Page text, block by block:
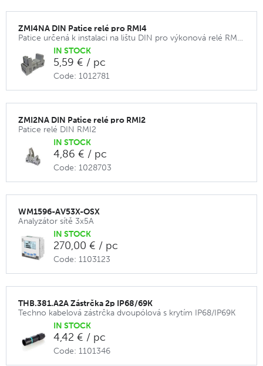
ZMI4NA DIN Patice relé pro RMI4
Patice určená k instalaci na lištu DIN pro výkonová relé RMIA.
IN STOCK
5,59 € / pc
Code: 1012781
ZMI2NA DIN Patice relé pro RMI2
Patice relé DIN RMI2
IN STOCK
4,86 € / pc
Code: 1028703
WM1596-AV53X-OSX
Analyzátor sítě 3x5A
IN STOCK
270,00 € / pc
Code: 1103123
THB.381.A2A Zástrčka 2p IP68/69K
Techno kabelová zástrčka dvoupólová s krytím IP68/IP69K
IN STOCK
4,42 € / pc
Code: 1101346